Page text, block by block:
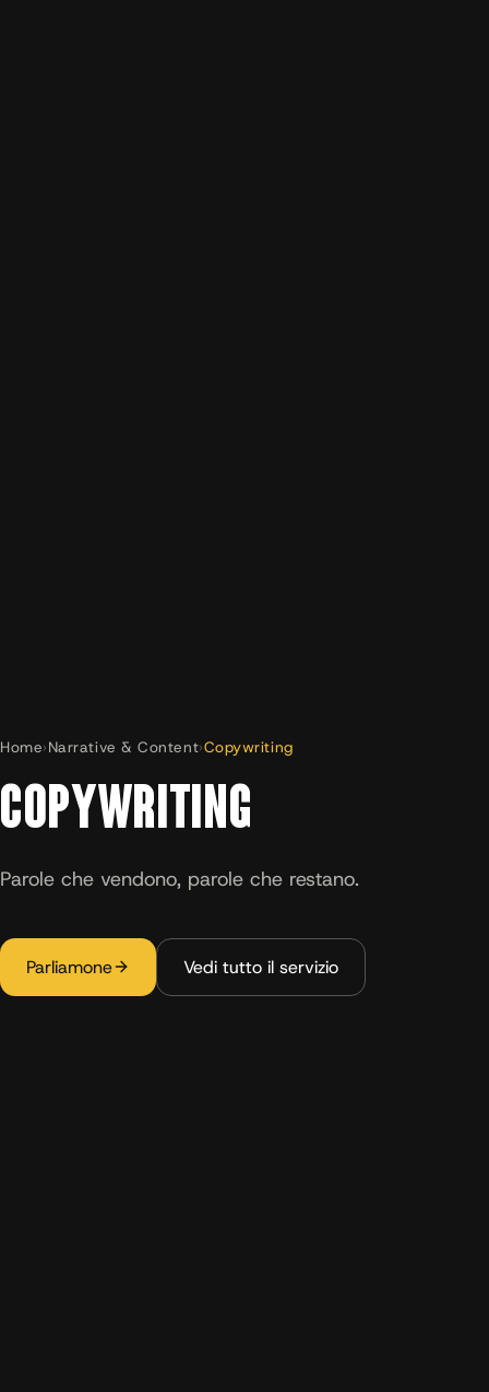
Home›Narrative & Content›Copywriting
COPYWRITING
Parole che vendono, parole che restano.
Parliamone Vedi tutto il servizio